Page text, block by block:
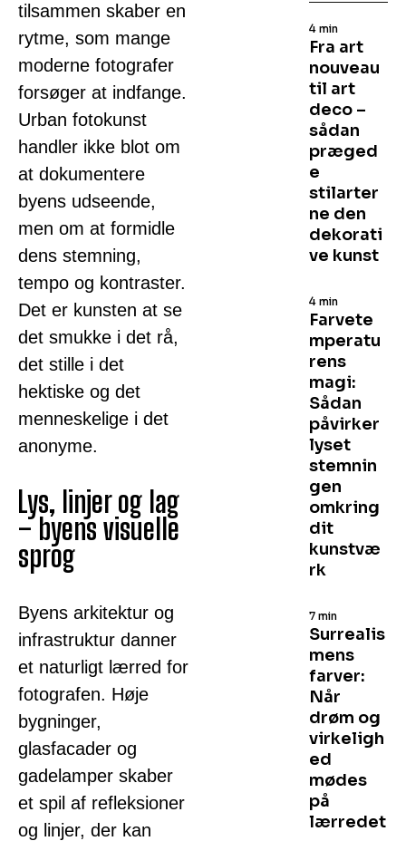
tilsammen skaber en
rytme, som mange
moderne fotografer
forsøger at indfange.
Urban fotokunst
handler ikke blot om
at dokumentere
byens udseende,
men om at formidle
dens stemning,
tempo og kontraster.
Det er kunsten at se
det smukke i det rå,
det stille i det
hektiske og det
menneskelige i det
anonyme.
Lys, linjer og lag
– byens visuelle
sprog
Byens arkitektur og
infrastruktur danner
et naturligt lærred for
fotografen. Høje
bygninger,
glasfacader og
gadelamper skaber
et spil af refleksioner
og linjer, der kan
Fra art
nouveau
til art
deco –
sådan
præged
e
stilarter
ne den
dekorati
ve kunst
4 min
Farvete
mperatu
rens
magi:
Sådan
påvirker
lyset
stemnin
gen
omkring
dit
kunstvæ
rk
4 min
Surrealis
mens
farver:
Når
drøm og
virkeligh
ed
mødes
på
lærredet
7 min